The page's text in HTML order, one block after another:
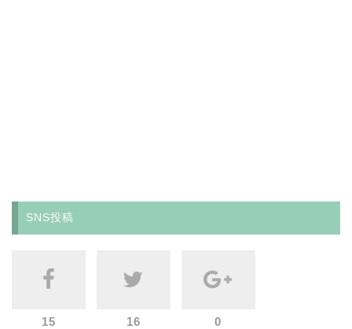
SNS投稿
15 16 0